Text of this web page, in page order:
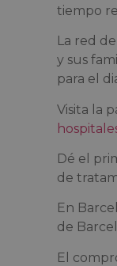
tiempo
La red
y sus
para el
Visita la
Dé el
de
En
de
El